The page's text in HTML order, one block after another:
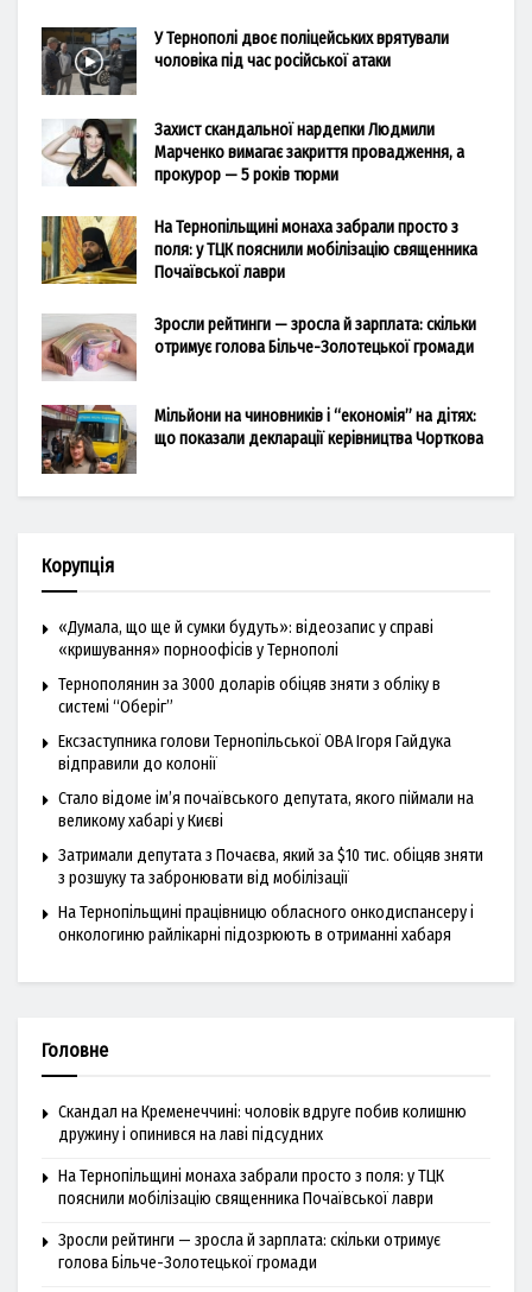
У Тернополі двоє поліцейських врятували
чоловіка під час російської атаки
Захист скандальної нардепки Людмили
Марченко вимагає закриття провадження, а
прокурор — 5 років тюрми
На Тернопільщині монаха забрали просто з
поля: у ТЦК пояснили мобілізацію священника
Почаївської лаври
Зросли рейтинги — зросла й зарплата: скільки
отримує голова Більче-Золотецької громади
Мільйони на чиновників і “економія” на дітях:
що показали декларації керівництва Чорткова
Корупція
«Думала, що ще й сумки будуть»: відеозапис у справі
«кришування» порноофісів у Тернополі
Тернополянин за 3000 доларів обіцяв зняти з обліку в
системі “Оберіг”
Ексзаступника голови Тернопільської ОВА Ігоря Гайдука
відправили до колонії
Стало відоме ім’я почаївського депутата, якого піймали на
великому хабарі у Києві
Затримали депутата з Почаєва, який за $10 тис. обіцяв зняти
з розшуку та забронювати від мобілізації
На Тернопільщині працівницю обласного онкодиспансеру і
онкологиню райлікарні підозрюють в отриманні хабаря
Головне
Скандал на Кременеччині: чоловік вдруге побив колишню
дружину і опинився на лаві підсудних
На Тернопільщині монаха забрали просто з поля: у ТЦК
пояснили мобілізацію священника Почаївської лаври
Зросли рейтинги — зросла й зарплата: скільки отримує
голова Більче-Золотецької громади